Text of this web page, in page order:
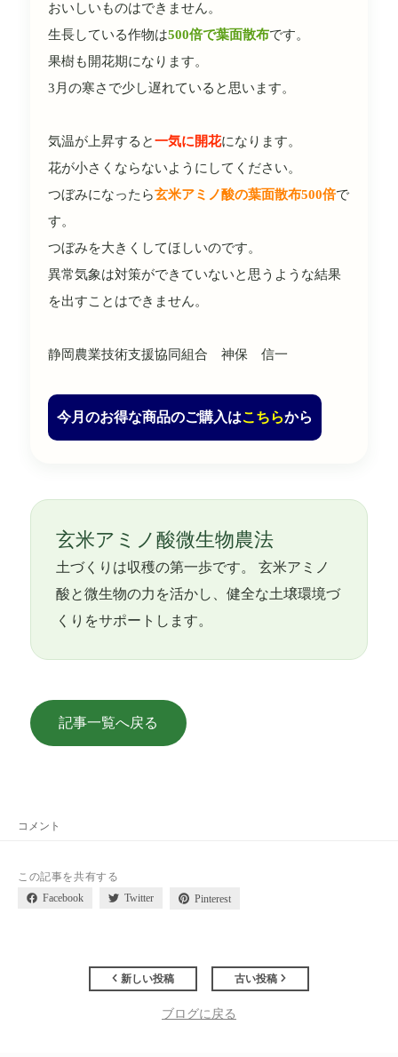
おいしいものはできません。
生長している作物は500倍で葉面散布です。
果樹も開花期になります。
3月の寒さで少し遅れていると思います。
気温が上昇すると一気に開花になります。
花が小さくならないようにしてください。
つぼみになったら玄米アミノ酸の葉面散布500倍で
す。
つぼみを大きくしてほしいのです。
異常気象は対策ができていないと思うような結果
を出すことはできません。
静岡農業技術支援協同組合 神保 信一
今月のお得な商品のご購入はこちらから
玄米アミノ酸微生物農法
土づくりは収穫の第一歩です。 玄米アミノ
酸と微生物の力を活かし、健全な土壌環境づ
くりをサポートします。
記事一覧へ戻る
コメント
この記事を共有する
Facebook
Twitter Pinterest
新しい投稿 古い投稿
ブログに戻る